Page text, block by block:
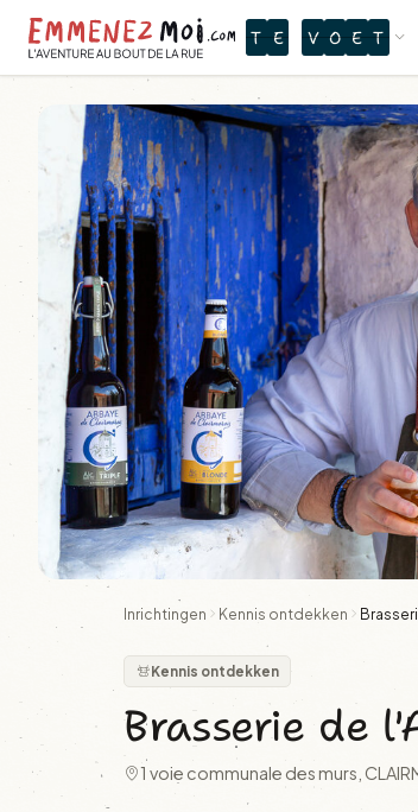
X D A W C R
Inrichtingen Kennis ontdekken
Kennis ontdekken
Brasserie de
1 voie communale des murs,